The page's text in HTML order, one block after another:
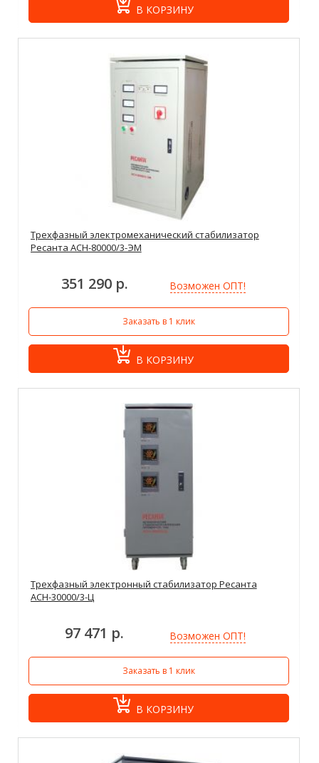
В КОРЗИНУ
Трехфазный электромеханический стабилизатор
Ресанта АСН-80000/3-ЭМ
351 290 р. Возможен ОПТ!
Заказать в 1 клик
В КОРЗИНУ
Трехфазный электронный стабилизатор Ресанта
АСН-30000/3-Ц
97 471 р. Возможен ОПТ!
Заказать в 1 клик
В КОРЗИНУ